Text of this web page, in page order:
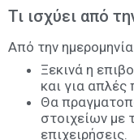
Τι ισχύει από
Από την
Ξεκινά η
και για απλές
Θα
στοιχείων με
επιχειρήσεις.